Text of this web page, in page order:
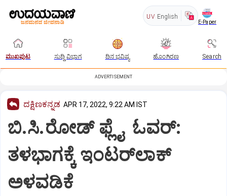
UV English
E-Paper
ಮುಖಪುಟ ಸುದ್ದಿ ವಿಭಾಗ ದಿನ ಭವಿಷ್ಯ ಹೊಂಗಿರಣ Search
ADVERTISEMENT
ದಕ್ಷಿಣಕನ್ನಡ APR 17, 2022, 9:22 AM IST
ಬಿ.ಸಿ.ರೋಡ್ ಫ್ಲೈ ಓವರ್‌:
ತಳಭಾಗಕ್ಕೆ ಇಂಟರ್‌ಲಾಕ್‌
ಅಳವಡಿಕೆ